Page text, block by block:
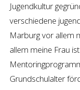
Jugendkultur
verschiedene
Marburg vor allem
allem meine Frau
Grundschulalter